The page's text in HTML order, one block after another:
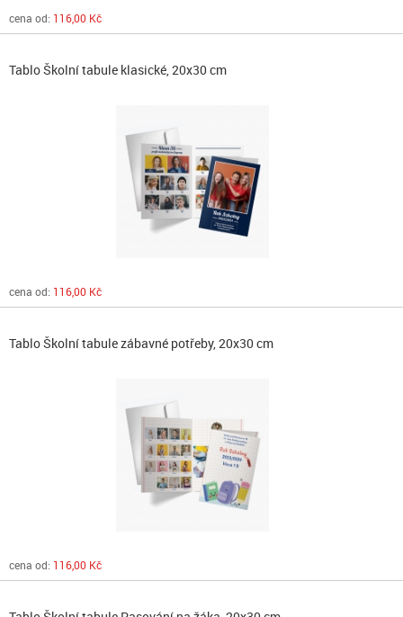
cena od: 116,00 Kč
Tablo Školní tabule klasické, 20x30 cm
cena od: 116,00 Kč
Tablo Školní tabule zábavné potřeby, 20x30 cm
cena od: 116,00 Kč